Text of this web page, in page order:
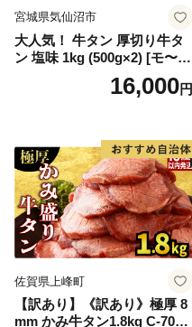
宮城県気仙沼市
大人気！ 牛タン 厚切り牛タ
ン 塩味 1kg (500g×2) [モ〜ラ
ンド 宮城県 気仙沼市 205646
60] 肉 牛肉 精肉 牛たん 牛タ
厚切り タン
16,000円
佐賀県上峰町
【訳あり】《訳あり》極厚 8
mm かみ牛タン1.8kg C-709-